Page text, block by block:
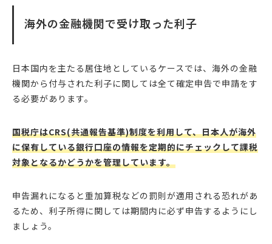
海外の金融機関で受け取った利子
日本国内を主たる居住地としているケースでは、海外の金融
機関から付与された利子に関しては全て確定申告で申請をす
る必要があります。
国税庁はCRS(共通報告基準)制度を利用して、日本人が海外
に保有している銀行口座の情報を定期的にチェックして課税
対象となるかどうかを管理しています。
申告漏れになると重加算税などの罰則が適用される恐れがあ
るため、利子所得に関しては期間内に必ず申告するようにし
ましょう。